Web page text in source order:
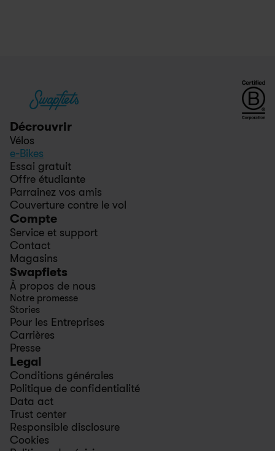
Décrouvrir
Vélos
e-Bikes
Essai gratuit
Offre étudiante
Parrainez vos amis
Couverture contre le vol
Compte
Service et support
Contact
Magasins
Swapfiets
À propos de nous
Notre promesse
Stories
Pour les Entreprises
Carrières
Presse
Legal
Conditions générales
Politique de confidentialité
Data act
Trust center
Responsible disclosure
Cookies